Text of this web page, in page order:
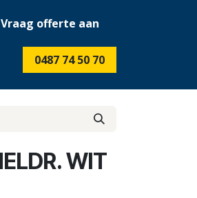
Vraag offerte aan
0487 74 50 70
WIT